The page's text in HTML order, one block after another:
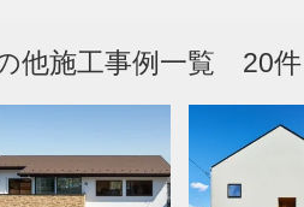
他施工事例一覧 20件